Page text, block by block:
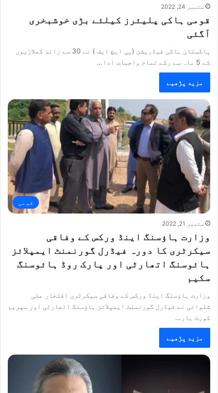
ستمبر 24, 2022
قومی ہاکی پلیئرز کیلئے بڑی خوشبخری
آگئی
پاکستان ہاکی فیڈریشن (پی ایچ ایف ) نے 30 سے زائد کھلاڑیوں
کے 5 ماہ سے رکے تمام واجبات ادا…
مزید پڑھیے
قومی
ستمبر 21, 2022
وزارت ہاؤسنگ اینڈ ورکس کے وفاقی
سیکرٹری کا دورہ فیڈرل گورنمنٹ ایمپلائز
ہائوسنگ اتھارٹی اور پارک روڈ ہائوسنگ
سکیم
وزارت ہاؤسنگ اینڈ ورکس کے وفاقی سیکرٹری افتخار علی
شلوانی نے فیڈرل گورنمنٹ ایمپلائز ہاؤسنگ اتھارٹی اور سپریم
کورٹ بار…
مزید پڑھیے